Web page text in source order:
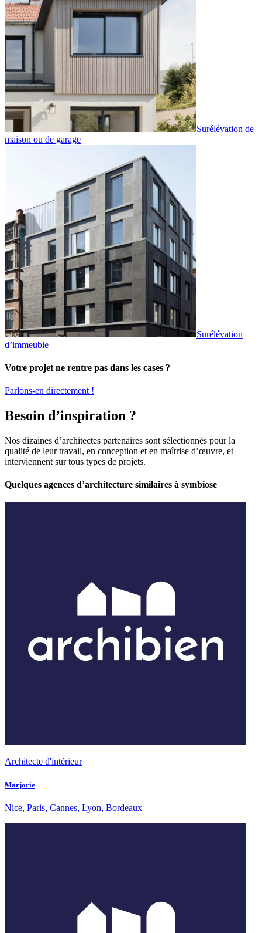
Surélévation de
maison ou de garage
Surélévation
d’immeuble
Votre projet ne rentre pas dans les cases ?
Parlons-en directement !
Besoin d’inspiration ?
Nos dizaines d’architectes partenaires sont sélectionnés pour la
qualité de leur travail, en conception et en maîtrise d’œuvre, et
interviennent sur tous types de projets.
Quelques agences d’architecture similaires à symbiose
Architecte d'intérieur
Marjorie
Nice, Paris, Cannes, Lyon, Bordeaux